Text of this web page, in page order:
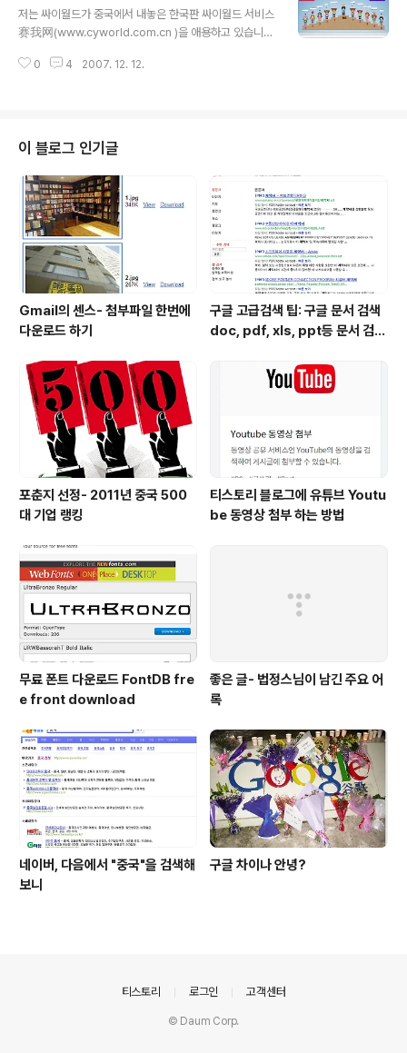
0원(중국화폐) 차츰 올라가기 시작했는데 저가 200달러 이하는 팔 생각 없다
고 다른 곳을 알아보라고 했습니다. 메신저에서 매일 채팅 하다 싶이 저한테 좋
저는 싸이월드가 중국에서 내놓은 한국판 싸이월드 서비스
赛我网(www.cyworld.com.cn )을 애용하고 있습니다.
네요..지난번에 불우어린이를 돕기 위한 콘서트를 준비하
면 얼마든지 가능하게 만들어놓았습니다. 화면은 바로 아
래와 같습니다.. 제가 제일 관심하는 사람과 저를 제일 관심
하는 사람 등으로 분류해서 내놓기도 합니다. 그리고 왼쪽
의 그림처럼 동창, 고향,같은 지역,같은 애호를 소유한 자
등등의 분류로 나눠서 자신이 원하는 분류에 의해서 친구
들을 찾아볼 수 있게 했습니다. 싸..
0 4 2007. 12. 12.
이 블로그 인기글
Gmail의 센스- 첨부파일 한번에
다운로드 하기
구글 고급검색 팁: 구글 문서 검색
doc, pdf, xls, ppt등 문서 검색
포춘지 선정- 2011년 중국 500
대 기업 랭킹
티스토리 블로그에 유튜브 Youtu
be 동영상 첨부 하는 방법
무료 폰트 다운로드 FontDB fre
e front download
좋은 글- 법정스님이 남긴 주요 어
록
네이버, 다음에서 "중국"을 검색해
보니
구글 차이나 안녕?
티스토리 로그인 고객센터
© Daum Corp.